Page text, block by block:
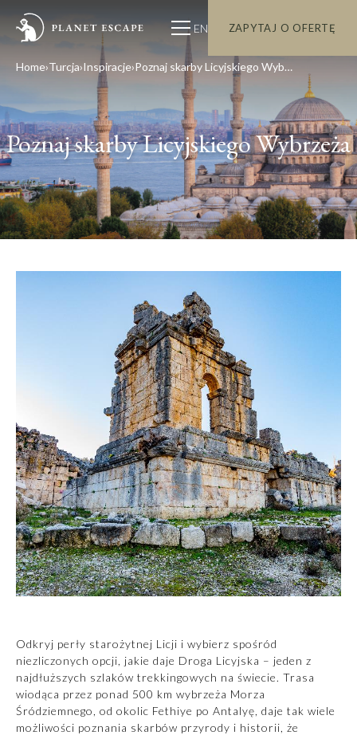
EN ZAPYTAJ O OFERTĘ
Home Turcja Inspiracje Poznaj skarby Licyjskiego Wybrzeża
Poznaj skarby Licyjskiego Wybrzeża
Odkryj perły starożytnej Licji i wybierz spośród
niezliczonych opcji, jakie daje Droga Licyjska – jeden z
najdłuższych szlaków trekkingowych na świecie. Trasa
wiodąca przez ponad 500 km wybrzeża Morza
Śródziemnego, od okolic Fethiye po Antalyę, daje tak wiele
możliwości poznania skarbów przyrody i historii, że